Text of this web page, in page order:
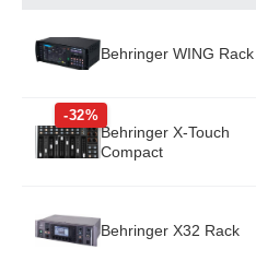
Behringer WING Rack
-32%
Behringer X-Touch
Compact
Behringer X32 Rack